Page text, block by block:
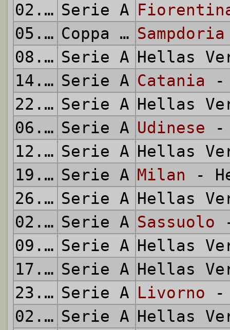
02.12.2013 Serie A
05.12.2013
Coppa Italia Sampdoria
08.12.2013 Serie A Hellas
14.12.2013 Serie A Catania -
22.12.2013 Serie A Hellas
06.01.2014 Serie A Udinese -
12.01.2014 Serie A Hellas
19.01.2014 Serie A Milan -
26.01.2014 Serie A Hellas
02.02.2014 Serie A Sassuolo
09.02.2014 Serie A Hellas
17.02.2014 Serie A Hellas
23.02.2014 Serie A Livorno -
02.03.2014 Serie A Hellas